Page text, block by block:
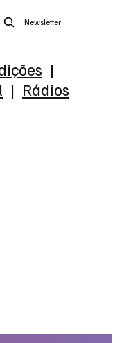
Newsletter
|
| Rádios